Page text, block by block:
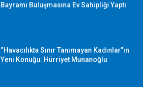
Bayramı Buluşmasına Ev Sahipliği Yaptı
“Havacılıkta Sınır Tanımayan Kadınlar”ın
Yeni Konuğu: Hürriyet Munanoğlu